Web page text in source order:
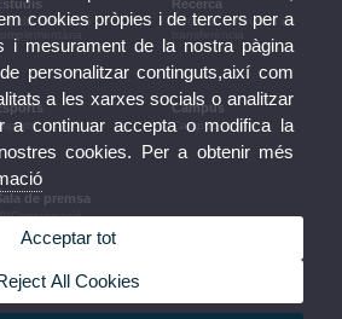
i formació
Recerca
Recerca, innovació i
Campus
Campus
de premsa
Notes de premsa
Agenda de govern
corporativa
cookies pròpies i de tercers per a
i mesurament de la nostra pàgina
personalitzar continguts,així com
a les xarxes socials o analitzar
a continuar accepta o modifica la
cookies. Per a obtenir més
Acceptar tot
All Cookies